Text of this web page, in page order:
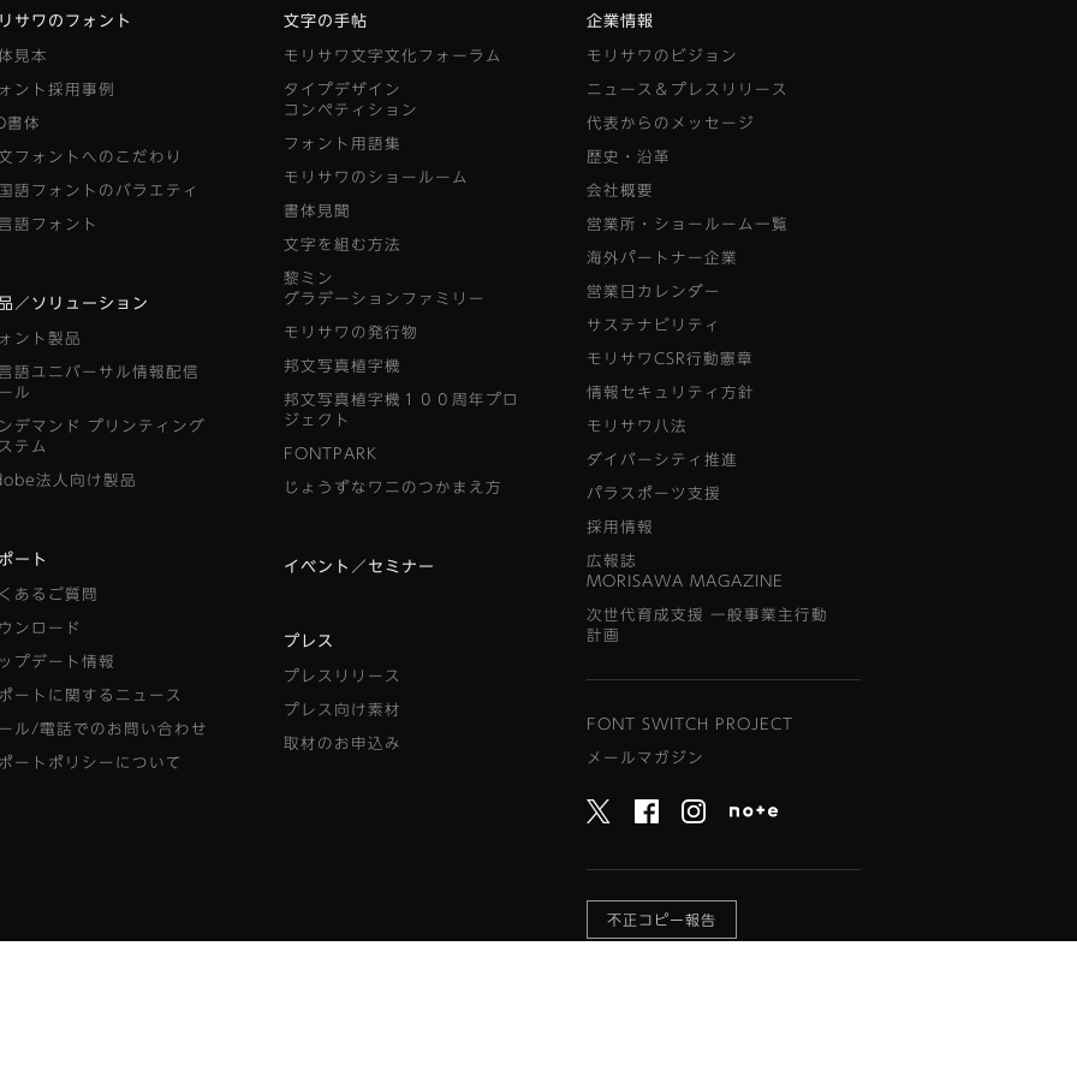
サワのフォント
見本
ント採用事例
書体
フォントへのこだわり
語フォントのバラエティ
語フォント
／ソリューション
ント製品
語ユニバーサル情報配信
ル
デマンド プリンティング
テム
法人向け製品
ート
あるご質問
ンロード
プデート情報
ートに関するニュース
ル/電話でのお問い合わせ
ートポリシーについて
文字の手帖
モリサワ文字文化フォーラム
タイプデザイン
コンペティション
フォント用語集
モリサワのショールーム
書体見聞
文字を組む方法
黎ミン
グラデーションファミリー
モリサワの発行物
邦文写真植字機
邦文写真植字機１００周年プロ
ジェクト
FONTPARK
じょうずなワニのつかまえ方
イベント／セミナー
プレス
プレスリリース
プレス向け素材
取材のお申込み
企業情報
モリサワのビジョン
ニュース＆プレスリリース
代表からのメッセージ
歴史・沿革
会社概要
営業所・ショールーム一覧
海外パートナー企業
営業日カレンダー
サステナビリティ
モリサワCSR行動憲章
情報セキュリティ方針
モリサワ八法
ダイバーシティ推進
パラスポーツ支援
採用情報
広報誌
MORISAWA MAGAZINE
次世代育成支援 一般事業主行動
計画
FONT SWITCH PROJECT
メールマガジン
不正コピー報告